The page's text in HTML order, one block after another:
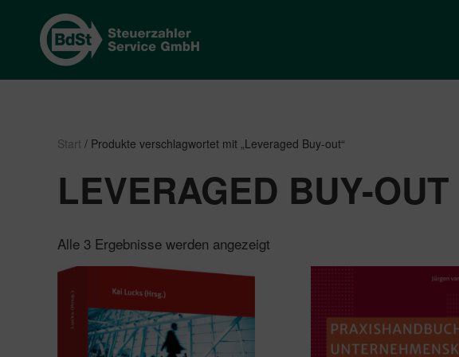
Start / Produkte verschlagwortet mit „Leveraged Buy-out“
LEVERAGED BUY-OUT
Alle 3 Ergebnisse werden angezeigt
sortiert